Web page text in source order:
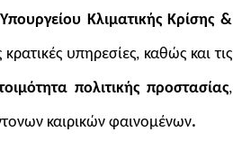
Κλιματικής Κρίσης &
υπηρεσίες, καθώς και τις
πολιτικής προστασίας,
καιρικών φαινομένων.